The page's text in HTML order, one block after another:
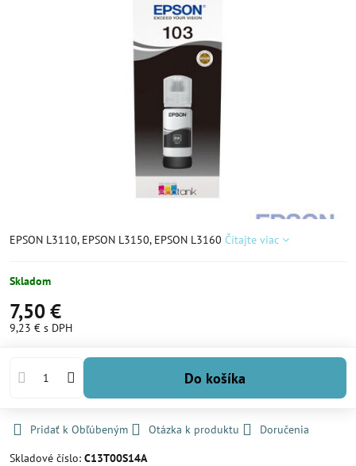
EPSON L3110, EPSON L3150, EPSON L3160 Čítajte viac
Skladom
7,50 €
9,23 € s DPH
Do košíka
Pridať k Obľúbeným Otázka k produktu
Doručenia
Skladové číslo: C13T00S14A